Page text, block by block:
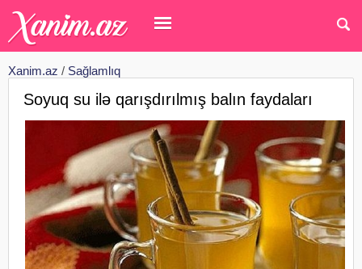
Xanim.az / Sağlamlıq
Soyuq su ilə qarışdırılmış balın faydaları